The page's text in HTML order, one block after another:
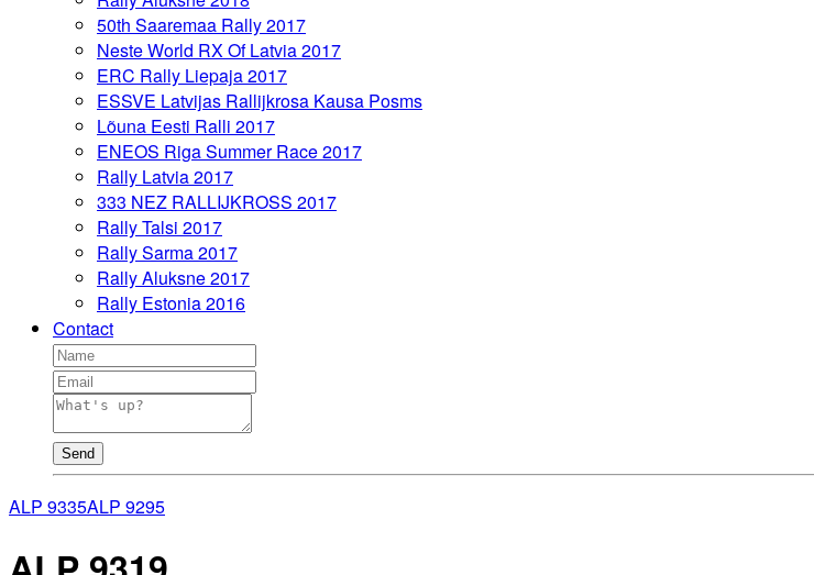
50th Saaremaa Rally 2017
Neste World RX Of Latvia 2017
ERC Rally Liepaja 2017
ESSVE Latvijas Rallijkrosa Kausa Posms
Lõuna Eesti Ralli 2017
ENEOS Riga Summer Race 2017
Rally Latvia 2017
333 NEZ RALLIJKROSS 2017
Rally Talsi 2017
Rally Sarma 2017
Rally Aluksne 2017
Rally Estonia 2016
Contact
Send
ALP 9335ALP 9295